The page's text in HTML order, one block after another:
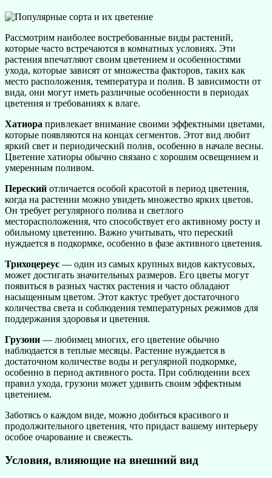
Рассмотрим наиболее востребованные виды растений,
которые часто встречаются в комнатных условиях. Эти
растения впечатляют своим цветением и особенностями
ухода, которые зависят от множества факторов, таких как
место расположения, температура и полив. В зависимости от
вида, они могут иметь различные особенности в периодах
цветения и требованиях к влаге.
Хатиора привлекает внимание своими эффектными цветами,
которые появляются на концах сегментов. Этот вид любит
яркий свет и периодический полив, особенно в начале весны.
Цветение хатиоры обычно связано с хорошим освещением и
умеренным поливом.
Переский отличается особой красотой в период цветения,
когда на растении можно увидеть множество ярких цветов.
Он требует регулярного полива и светлого
месторасположения, что способствует его активному росту и
обильному цветению. Важно учитывать, что переский
нуждается в подкормке, особенно в фазе активного цветения.
Трихоцереус — один из самых крупных видов кактусовых,
может достигать значительных размеров. Его цветы могут
появиться в разных частях растения и часто обладают
насыщенным цветом. Этот кактус требует достаточного
количества света и соблюдения температурных режимов для
поддержания здоровья и цветения.
Грузони — любимец многих, его цветение обычно
наблюдается в теплые месяцы. Растение нуждается в
достаточном количестве воды и регулярной подкормке,
особенно в период активного роста. При соблюдении всех
правил ухода, грузони может удивить своим эффектным
цветением.
Заботясь о каждом виде, можно добиться красивого и
продолжительного цветения, что придаст вашему интерьеру
особое очарование и свежесть.
Условия, влияющие на внешний вид